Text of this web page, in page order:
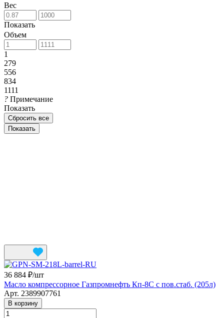
Вес
Показать
Объем
1
279
556
834
1111
? Примечание
Показать
Сбросить все
36 884 ₽/шт
Масло компрессорное Газпромнефть Кп-8С с пов.стаб. (205л)
Арт. 2389907761
В корзину